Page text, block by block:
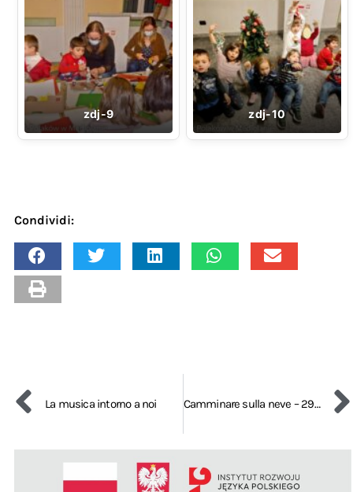
zdj-9 zdj-10
Condividi:
La musica intorno a noi Camminare sulla neve – 29 gennaio 2022